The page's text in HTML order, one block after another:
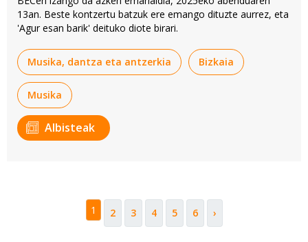
13an. Beste kontzertu batzuk ere emango dituzte aurrez, eta
'Agur esan barik' deituko diote birari.
Musika, dantza eta antzerkia Bizkaia
Musika
Albisteak
1 2 3 4 5 6 ›